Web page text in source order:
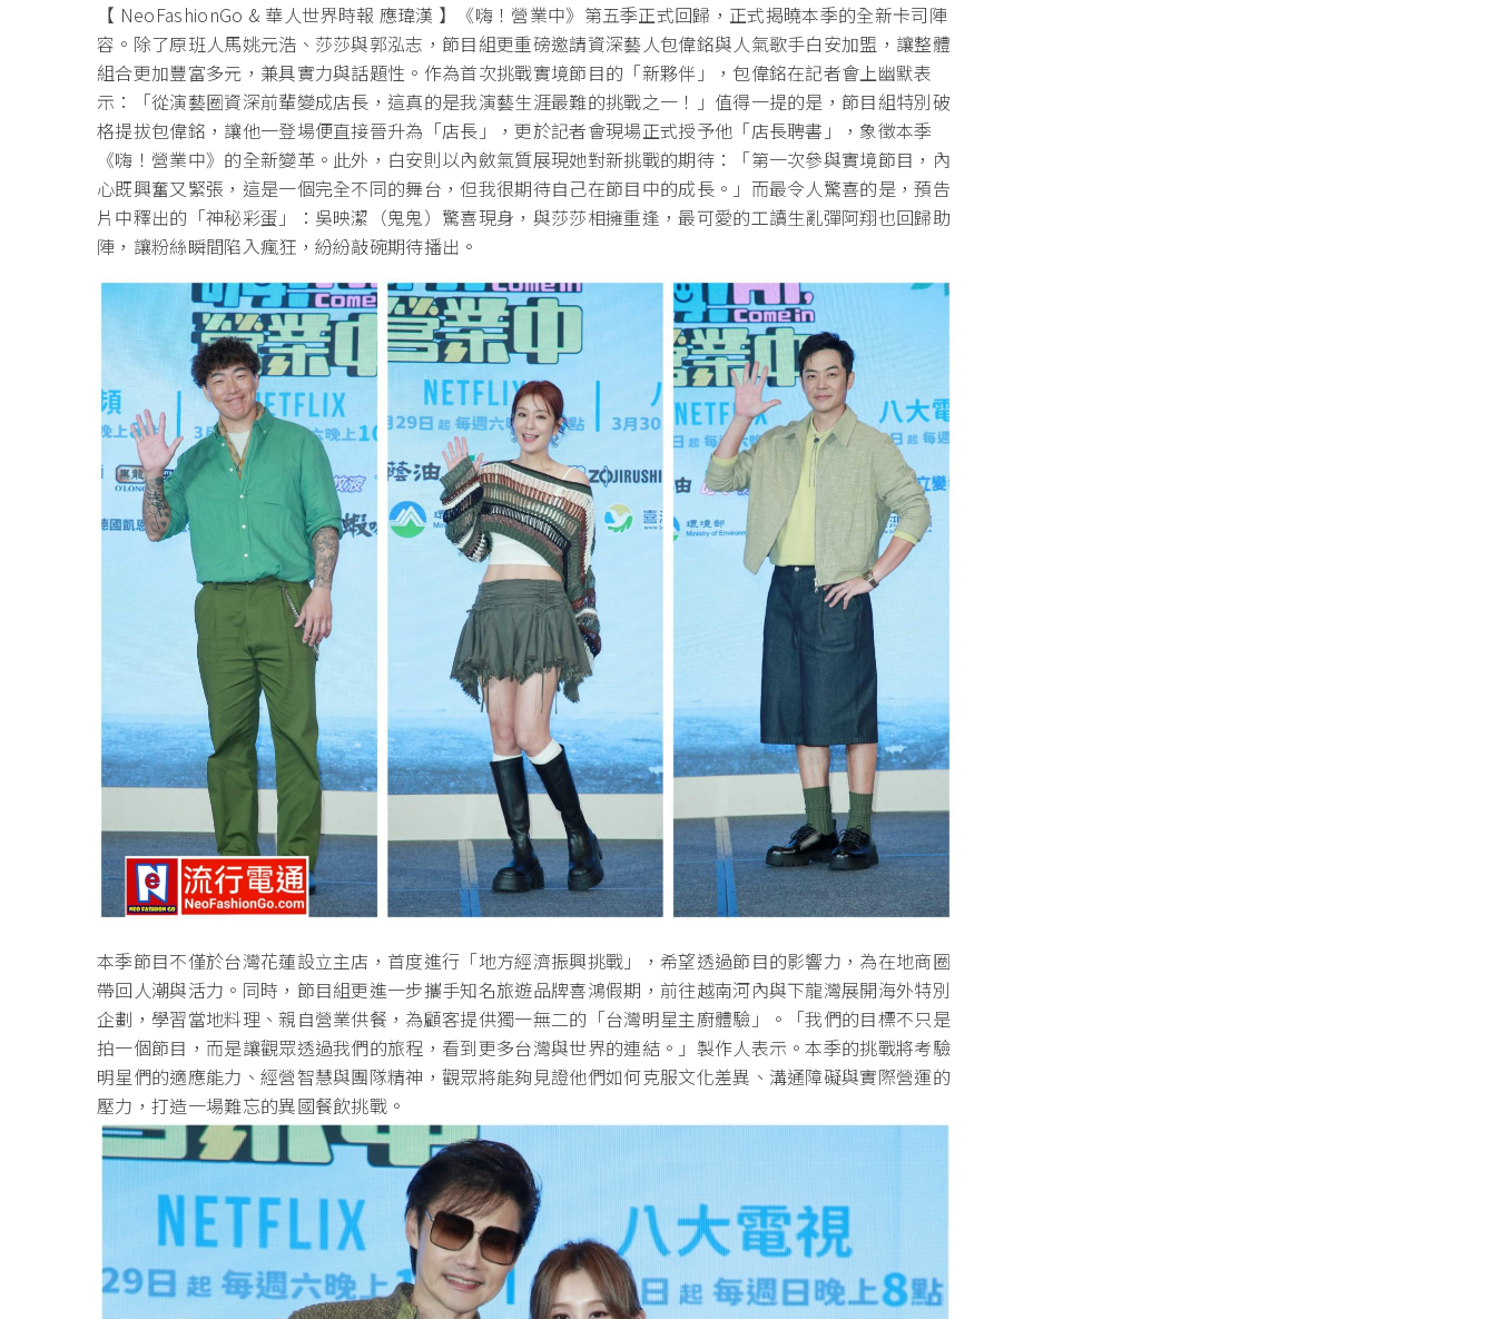
【 NeoFashionGo & 華人世界時報 應瑋漢 】《嗨！營業中》第五季正式回歸，正式揭曉本季的全新卡司陣
容。除了原班人馬姚元浩、莎莎與郭泓志，節目組更重磅邀請資深藝人包偉銘與人氣歌手白安加盟，讓整體
組合更加豐富多元，兼具實力與話題性。作為首次挑戰實境節目的「新夥伴」，包偉銘在記者會上幽默表
示：「從演藝圈資深前輩變成店長，這真的是我演藝生涯最難的挑戰之一！」值得一提的是，節目組特別破
格提拔包偉銘，讓他一登場便直接晉升為「店長」，更於記者會現場正式授予他「店長聘書」，象徵本季
《嗨！營業中》的全新變革。此外，白安則以內斂氣質展現她對新挑戰的期待：「第一次參與實境節目，內
心既興奮又緊張，這是一個完全不同的舞台，但我很期待自己在節目中的成長。」而最令人驚喜的是，預告
片中釋出的「神秘彩蛋」：吳映潔（鬼鬼）驚喜現身，與莎莎相擁重逢，最可愛的工讀生亂彈阿翔也回歸助
陣，讓粉絲瞬間陷入瘋狂，紛紛敲碗期待播出。
本季節目不僅於台灣花蓮設立主店，首度進行「地方經濟振興挑戰」，希望透過節目的影響力，為在地商圈
帶回人潮與活力。同時，節目組更進一步攜手知名旅遊品牌喜鴻假期，前往越南河內與下龍灣展開海外特別
企劃，學習當地料理、親自營業供餐，為顧客提供獨一無二的「台灣明星主廚體驗」。「我們的目標不只是
拍一個節目，而是讓觀眾透過我們的旅程，看到更多台灣與世界的連結。」製作人表示。本季的挑戰將考驗
明星們的適應能力、經營智慧與團隊精神，觀眾將能夠見證他們如何克服文化差異、溝通障礙與實際營運的
壓力，打造一場難忘的異國餐飲挑戰。